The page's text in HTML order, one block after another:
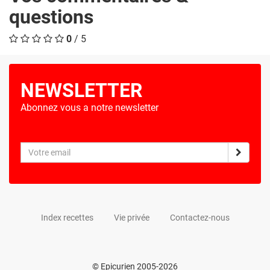
questions
0 / 5
NEWSLETTER
Abonnez vous a notre newsletter
Index recettes Vie privée Contactez-nous
© Epicurien 2005-2026